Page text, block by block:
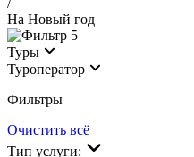
На Новый год
5
Туры
Туроператор
Фильтры
Очистить всё
Тип услуги: